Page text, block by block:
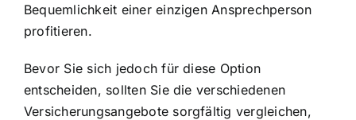
Bequemlichkeit einer einzigen Ansprechperson
profitieren.
Bevor Sie sich jedoch für diese Option
entscheiden, sollten Sie die verschiedenen
Versicherungsangebote sorgfältig vergleichen,